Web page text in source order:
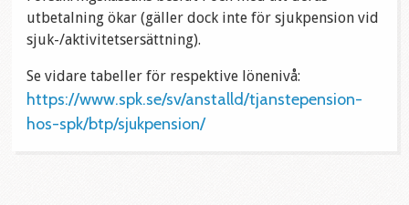
utbetalning ökar (gäller dock inte för sjukpension vid
sjuk-/aktivitetsersättning).
Se vidare tabeller för respektive lönenivå:
https://www.spk.se/sv/anstalld/tjanstepension-
hos-spk/btp/sjukpension/